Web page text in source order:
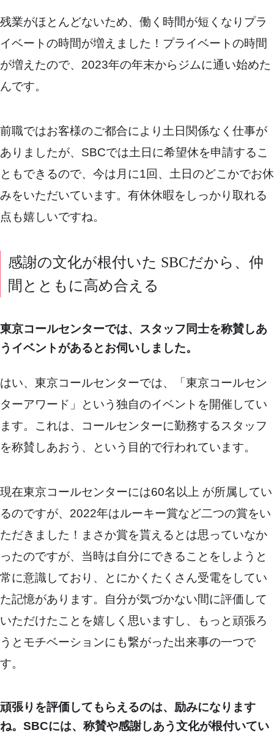
残業がほとんどないため、働く時間が短くなりプラ
イベートの時間が増えました！プライベートの時間
が増えたので、2023年の年末からジムに通い始めた
んです。
前職ではお客様のご都合により土日関係なく仕事が
ありましたが、SBCでは土日に希望休を申請するこ
ともできるので、今は月に1回、土日のどこかでお休
みをいただいています。有休休暇をしっかり取れる
点も嬉しいですね。
感謝の文化が根付いた SBCだから、仲
間とともに高め合える
東京コールセンターでは、スタッフ同士を称賛しあ
うイベントがあるとお伺いしました。
はい、東京コールセンターでは、「東京コールセン
ターアワード」という独自のイベントを開催してい
ます。これは、コールセンターに勤務するスタッフ
を称賛しあおう、という目的で行われています。
現在東京コールセンターには60名以上 が所属してい
るのですが、2022年はルーキー賞など二つの賞をい
ただきました！まさか賞を貰えるとは思っていなか
ったのですが、当時は自分にできることをしようと
常に意識しており、とにかくたくさん受電をしてい
た記憶があります。自分が気づかない間に評価して
いただけたことを嬉しく思いますし、もっと頑張ろ
うとモチベーションにも繋がった出来事の一つで
す。
頑張りを評価してもらえるのは、励みになります
ね。SBCには、称賛や感謝しあう文化が根付いてい